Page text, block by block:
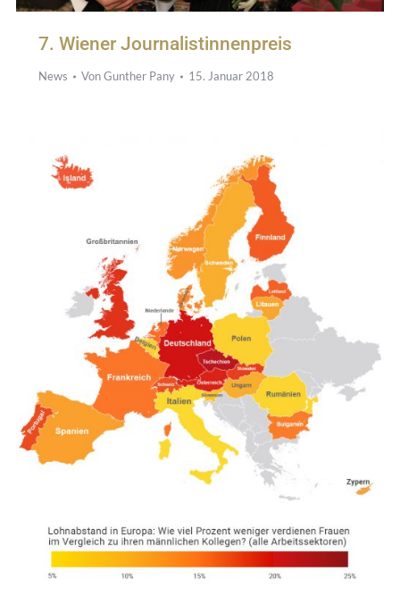
7. Wiener Journalistinnenpreis
News VonGunther Pany 15. Januar 2018